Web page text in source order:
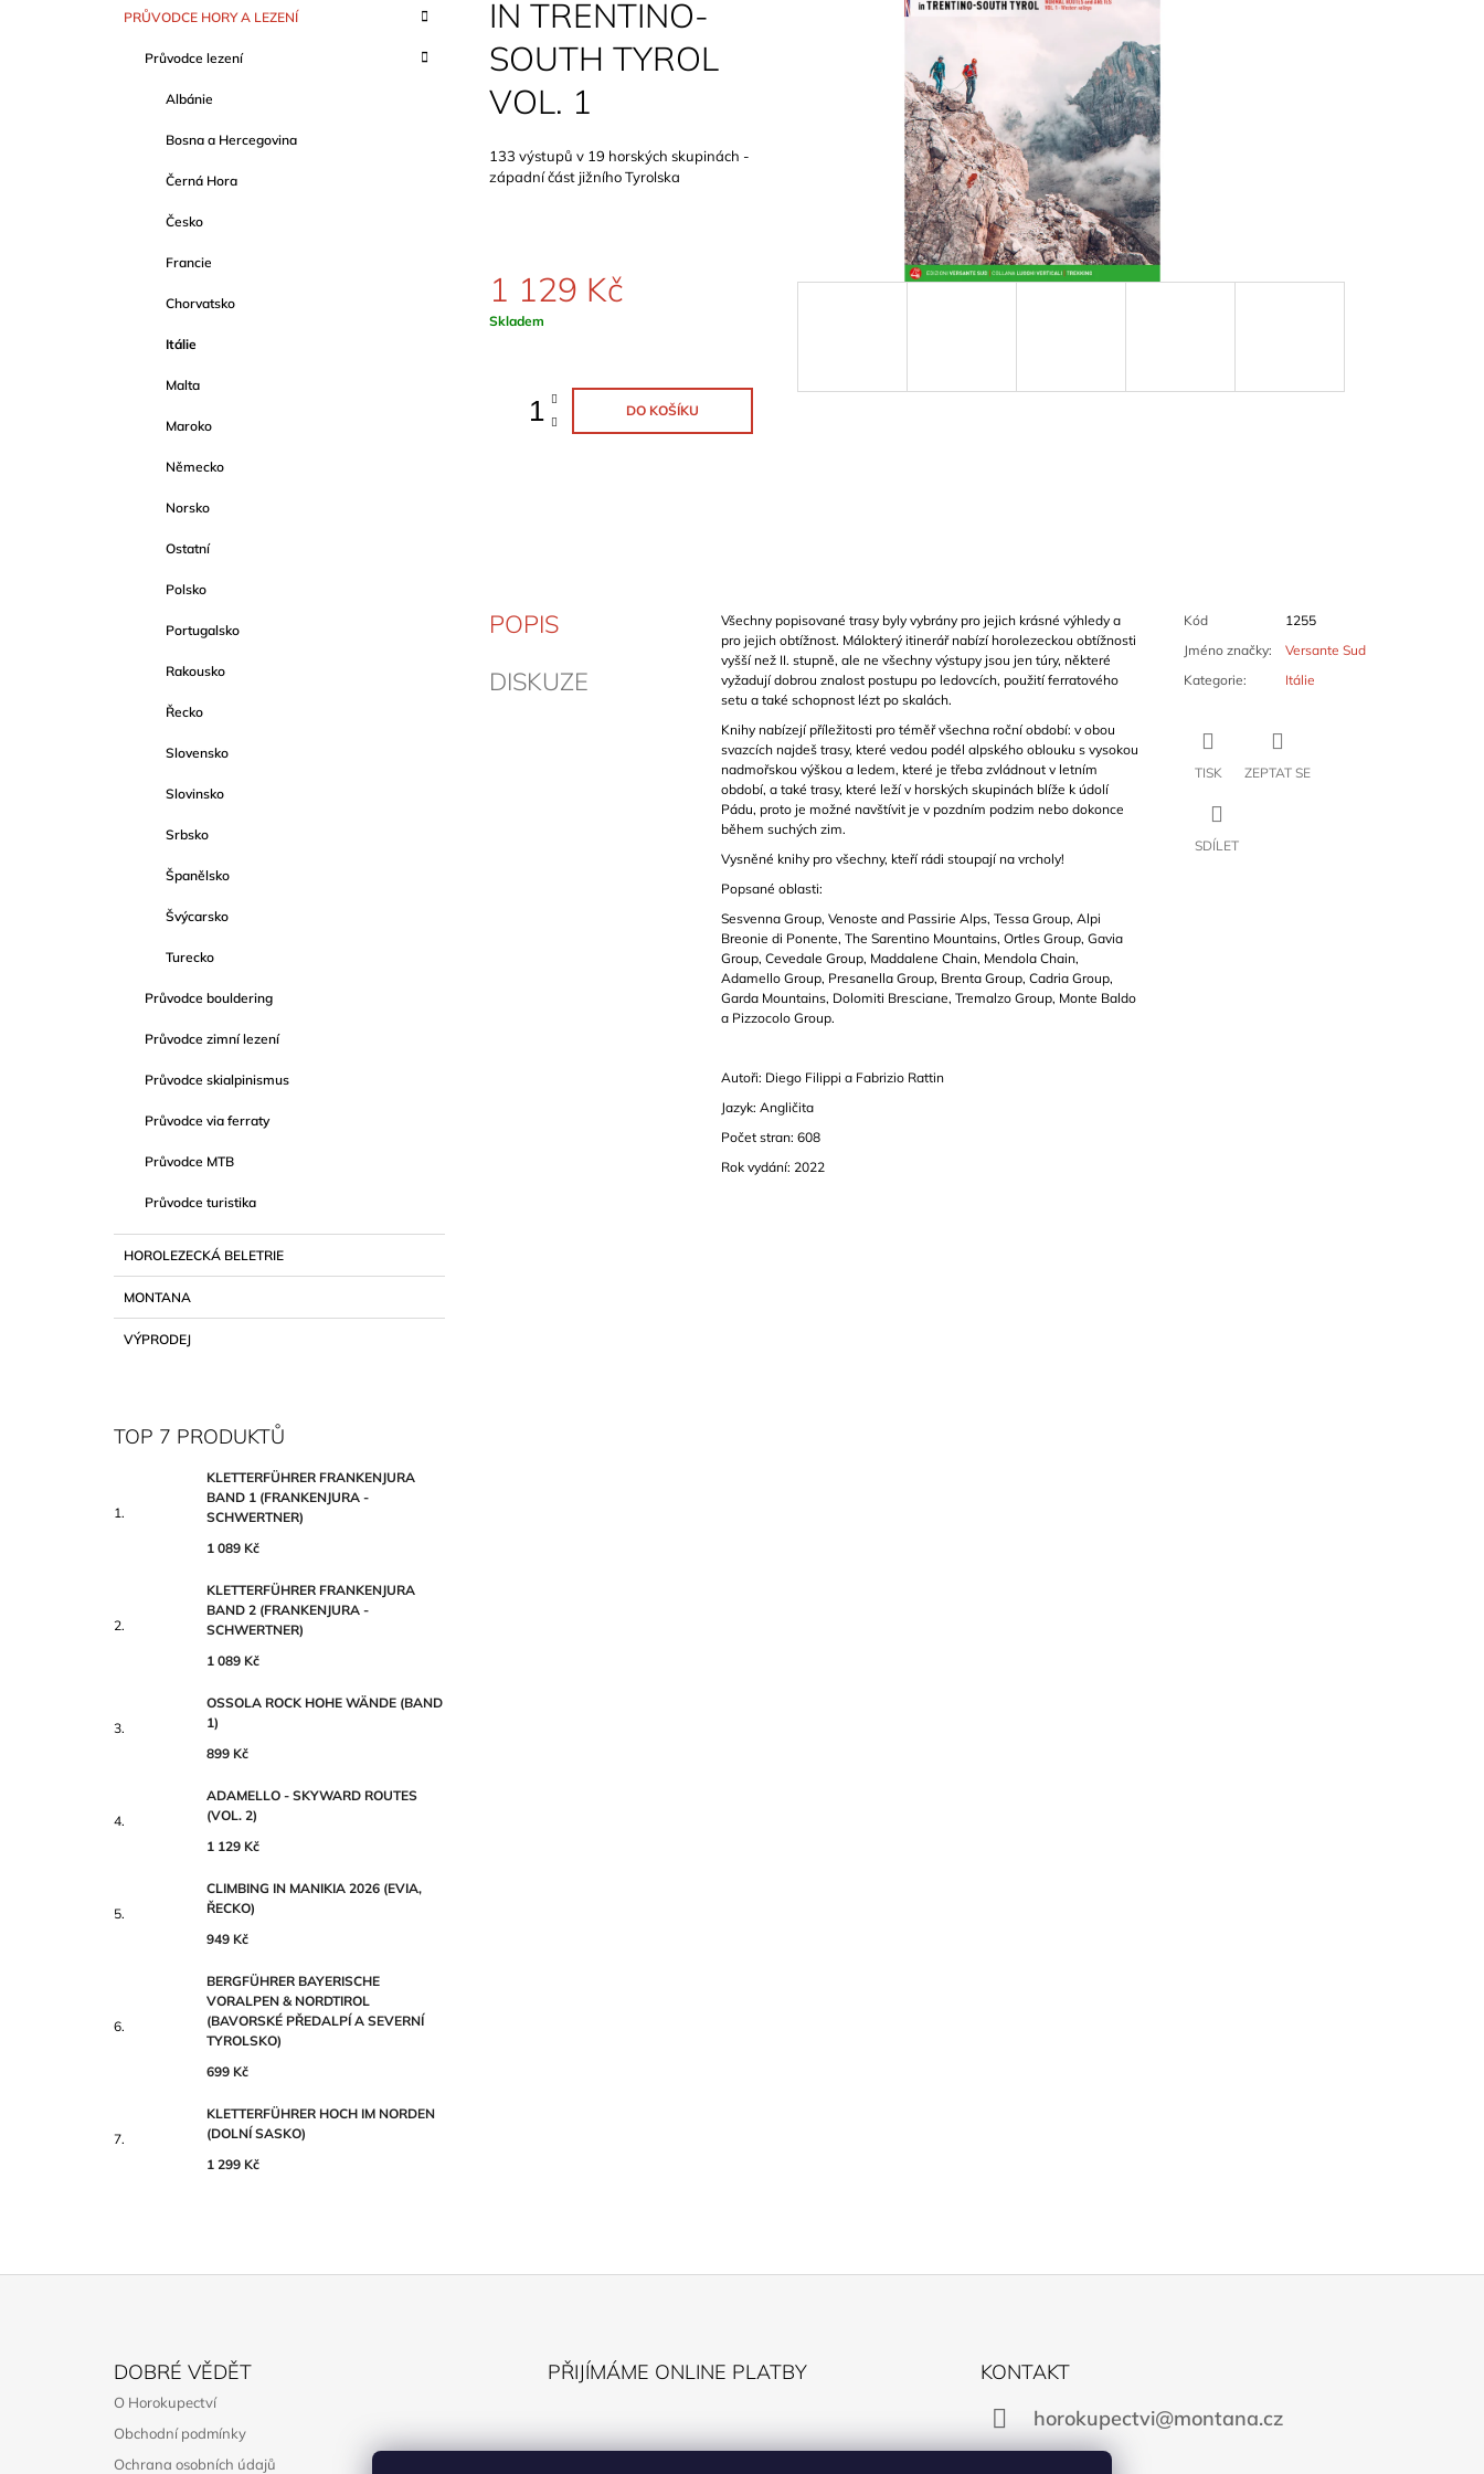
kategorie
APRŮVODCE HORY A LEZENÍ
Průvodce lezení
Albánie
Bosna a Hercegovina
Černá Hora
Česko
Francie
Chorvatsko
Itálie
Malta
Maroko
Německo
Norsko
Ostatní
Polsko
Portugalsko
Rakousko
Řecko
Slovensko
Slovinsko
Srbsko
Španělsko
Švýcarsko
Turecko
Průvodce bouldering
Průvodce zimní lezení
Průvodce skialpinismus
Průvodce via ferraty
Průvodce MTB
Průvodce turistika
HOROLEZECKÁ BELETRIE
MONTANA
VÝPRODEJ
TOP 7 PRODUKTŮ
KLETTERFÜHRER FRANKENJURA
BAND 1 (FRANKENJURA -
SCHWERTNER)
1 089 Kč
KLETTERFÜHRER FRANKENJURA
BAND 2 (FRANKENJURA -
SCHWERTNER)
1 089 Kč
OSSOLA ROCK HOHE WÄNDE (BAND
1)
899 Kč
ADAMELLO - SKYWARD ROUTES
(VOL. 2)
1 129 Kč
CLIMBING IN MANIKIA 2026 (EVIA,
ŘECKO)
949 Kč
BERGFÜHRER BAYERISCHE
VORALPEN & NORDTIROL
(BAVORSKÉ PŘEDALPÍ A SEVERNÍ
TYROLSKO)
699 Kč
KLETTERFÜHRER HOCH IM NORDEN
(DOLNÍ SASKO)
1 299 Kč
IN TRENTINO-
SOUTH TYROL
VOL. 1
133 výstupů v 19 horských skupinách -
západní část jižního Tyrolska
1 129 Kč
Měrná
Skladem
DO KOŠÍKU
POPIS
DISKUZE
Všechny popisované trasy byly vybrány pro jejich krásné výhledy a
pro jejich obtížnost. Málokterý itinerář nabízí horolezeckou obtížnosti
vyšší než II. stupně, ale ne všechny výstupy jsou jen túry, některé
vyžadují dobrou znalost postupu po ledovcích, použití ferratového
setu a také schopnost lézt po skalách.
Knihy nabízejí příležitosti pro téměř všechna roční období: v obou
svazcích najdeš trasy, které vedou podél alpského oblouku s vysokou
nadmořskou výškou a ledem, které je třeba zvládnout v letním
období, a také trasy, které leží v horských skupinách blíže k údolí
Pádu, proto je možné navštívit je v pozdním podzim nebo dokonce
během suchých zim.
Vysněné knihy pro všechny, kteří rádi stoupají na vrcholy!
Popsané oblasti:
Sesvenna Group, Venoste and Passirie Alps, Tessa Group, Alpi
Breonie di Ponente, The Sarentino Mountains, Ortles Group, Gavia
Group, Cevedale Group, Maddalene Chain, Mendola Chain,
Adamello Group, Presanella Group, Brenta Group, Cadria Group,
Garda Mountains, Dolomiti Bresciane, Tremalzo Group, Monte Baldo
a Pizzocolo Group.
Autoři: Diego Filippi a Fabrizio Rattin
Jazyk: Angličita
Počet stran: 608
Rok vydání: 2022
Kód
1255
Jméno značky:
Versante Sud
Kategorie: Itálie
TISK ZEPTAT SE
SDÍLET
1 089 Kč
899 Kč
DOBRÉ VĚDĚT
O Horokupectví
Obchodní podmínky
Ochrana osobních údajů
PŘIJÍMÁME ONLINE PLATBY
KONTAKT
horokupectvi@montana.cz